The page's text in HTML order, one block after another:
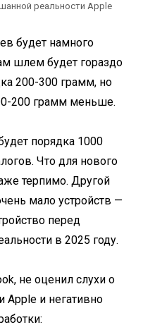
реальности Apple
будет намного
шлем будет гораздо
200-300 грамм, но
200 грамм меньше.
порядка 1000
Что для нового
терпимо. Другой
мало устройств —
перед
в 2025 году.
не оценил слухи о
и негативно